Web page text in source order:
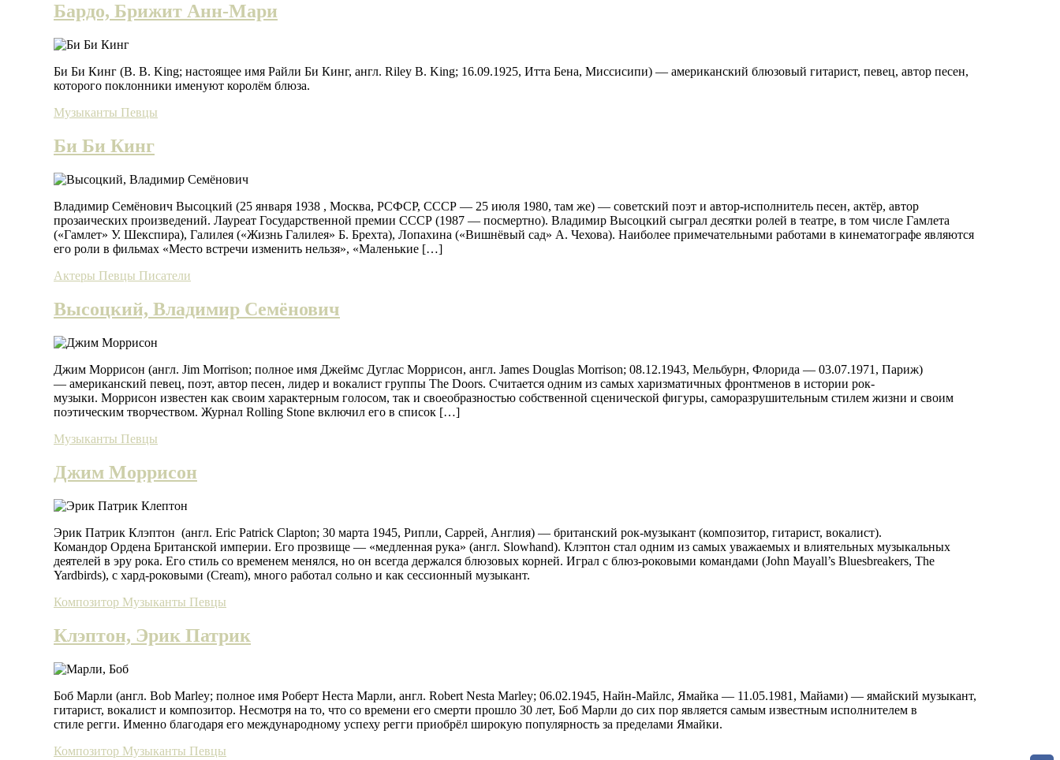
Бардо, Брижит Анн-Мари
Би Би Кинг (B. B. King; настоящее имя Райли Би Кинг, англ. Riley B. King; 16.09.1925, Итта Бена, Миссисипи) — американский блюзовый гитарист, певец, автор песен,
которого поклонники именуют королём блюза.
Музыканты Певцы
Би Би Кинг
Владимир Семёнович Высоцкий (25 января 1938 , Москва, РСФСР, СССР — 25 июля 1980, там же) — советский поэт и автор-исполнитель песен, актёр, автор
прозаических произведений. Лауреат Государственной премии СССР (1987 — посмертно). Владимир Высоцкий сыграл десятки ролей в театре, в том числе Гамлета
(«Гамлет» У. Шекспира), Галилея («Жизнь Галилея» Б. Брехта), Лопахина («Вишнёвый сад» А. Чехова). Наиболее примечательными работами в кинематографе являются
его роли в фильмах «Место встречи изменить нельзя», «Маленькие […]
Актеры Певцы Писатели
Высоцкий, Владимир Семёнович
Джим Моррисон (англ. Jim Morrison; полное имя Джеймс Дуглас Моррисон, англ. James Douglas Morrison; 08.12.1943, Мельбурн, Флорида — 03.07.1971, Париж)
— американский певец, поэт, автор песен, лидер и вокалист группы The Doors. Считается одним из самых харизматичных фронтменов в истории рок-
музыки. Моррисон известен как своим характерным голосом, так и своеобразностью собственной сценической фигуры, саморазрушительным стилем жизни и своим
поэтическим творчеством. Журнал Rolling Stone включил его в список […]
Музыканты Певцы
Джим Моррисон
Эрик Патрик Клэптон (англ. Eric Patrick Clapton; 30 марта 1945, Рипли, Саррей, Англия) — британский рок-музыкант (композитор, гитарист, вокалист).
Командор Ордена Британской империи. Его прозвище — «медленная рука» (англ. Slowhand). Клэптон стал одним из самых уважаемых и влиятельных музыкальных
деятелей в эру рока. Его стиль со временем менялся, но он всегда держался блюзовых корней. Играл с блюз-роковыми командами (John Mayall’s Bluesbreakers, The
Yardbirds), с хард-роковыми (Cream), много работал сольно и как сессионный музыкант.
Композитор Музыканты Певцы
Клэптон, Эрик Патрик
Боб Марли (англ. Bob Marley; полное имя Роберт Неста Марли, англ. Robert Nesta Marley; 06.02.1945, Найн-Майлс, Ямайка — 11.05.1981, Майами) — ямайский музыкант,
гитарист, вокалист и композитор. Несмотря на то, что со времени его смерти прошло 30 лет, Боб Марли до сих пор является самым известным исполнителем в
стиле регги. Именно благодаря его международному успеху регги приобрёл широкую популярность за пределами Ямайки.
Композитор Музыканты Певцы